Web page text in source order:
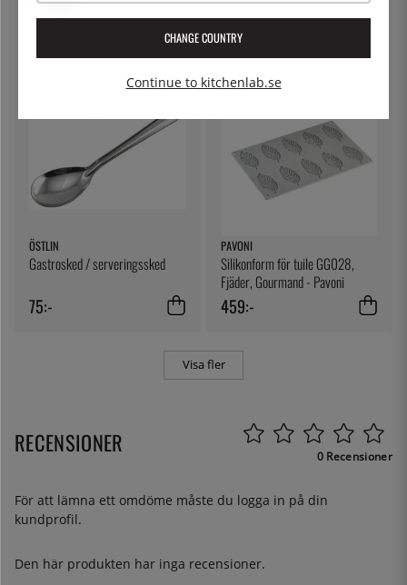
Chef
100% Chef
199:-
ÖSTLIN
Gastrosked / serveringssked
75:-
PAVONI
Silikonform för tuile GG028,
Fjäder, Gourmand - Pavoni
459:-
Visa fler
RECENSIONER 0 Recensioner
För att lämna ett omdöme måste du logga in på din
kundprofil.
Den här produkten har inga recensioner.
CHANGE COUNTRY
Continue to kitchenlab.se